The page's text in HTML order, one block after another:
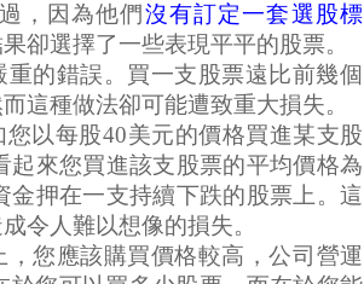
，因為他們沒有訂定一套選股標
卻選擇了一些表現平平的股票。
的錯誤。買一支股票遠比前幾個
這種做法卻可能遭致重大損失。
您以每股40美元的價格買進某支股
起來您買進該支股票的平均價格為
押在一支持續下跌的股票上。這
令人難以想像的損失。
，您應該購買價格較高，公司營運